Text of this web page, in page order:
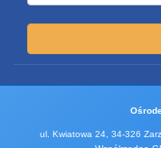
ul. Kwiatowa 24, 34-326